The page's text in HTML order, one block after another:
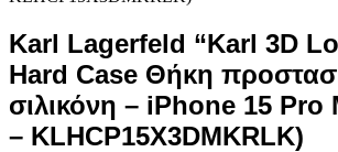
Karl Lagerfeld “Karl 3D
Hard Case Θήκη
σιλικόνη – iPhone 15 Pro
– KLHCP15X3DMKRLK)